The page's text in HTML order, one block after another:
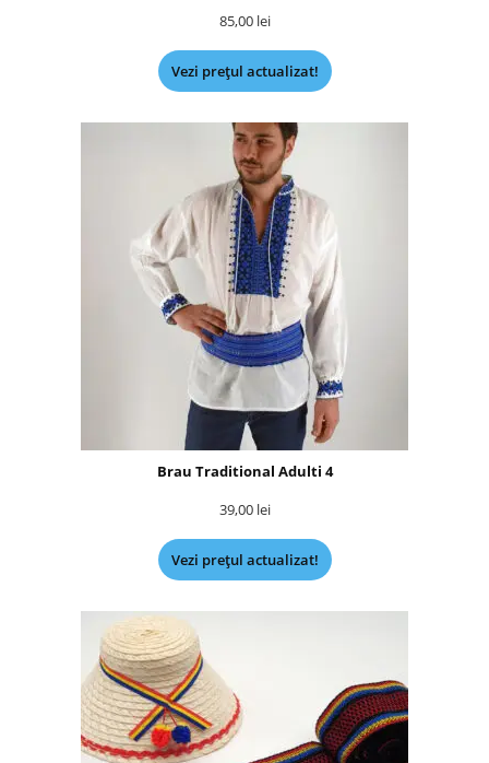
85,00 lei
Vezi prețul actualizat!
Brau Traditional Adulti 4
39,00 lei
Vezi prețul actualizat!